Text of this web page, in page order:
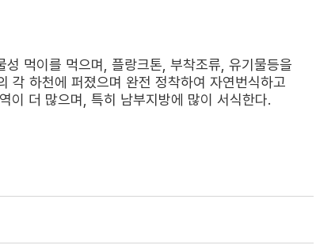
먹이를 먹으며, 플랑크톤, 부착조류, 유기물등을
각 하천에 퍼졌으며 완전 정착하여 자연번식하고
이 더 많으며, 특히 남부지방에 많이 서식한다.